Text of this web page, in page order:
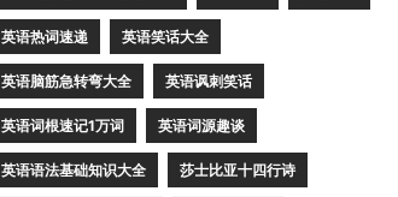
英语热词速递 英语笑话大全
英语脑筋急转弯大全 英语讽刺笑话
英语词根速记1万词 英语词源趣谈
英语语法基础知识大全 莎士比亚十四行诗